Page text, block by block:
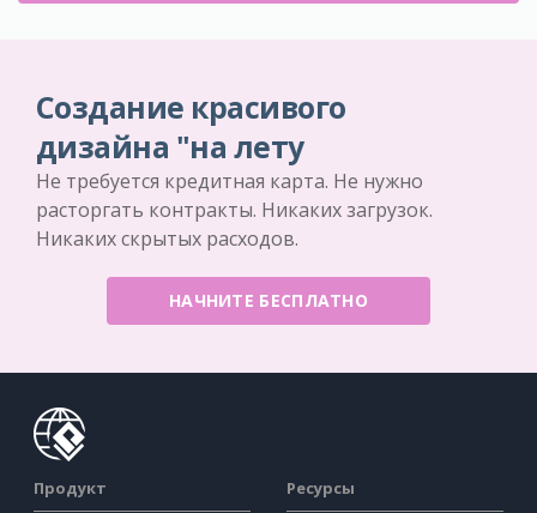
Создание красивого
дизайна "на лету
Не требуется кредитная карта. Не нужно
расторгать контракты. Никаких загрузок.
Никаких скрытых расходов.
НАЧНИТЕ БЕСПЛАТНО
Продукт Ресурсы